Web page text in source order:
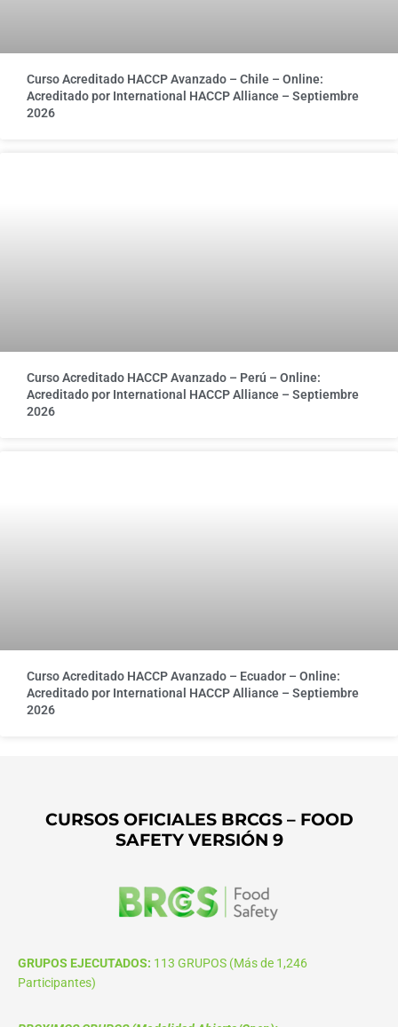
Curso Acreditado HACCP Avanzado – Chile – Online:
Acreditado por International HACCP Alliance – Septiembre
2026
Curso Acreditado HACCP Avanzado – Perú – Online:
Acreditado por International HACCP Alliance – Septiembre
2026
Curso Acreditado HACCP Avanzado – Ecuador – Online:
Acreditado por International HACCP Alliance – Septiembre
2026
CURSOS OFICIALES BRCGS – FOOD
SAFETY VERSIÓN 9
GRUPOS EJECUTADOS: 113 GRUPOS (Más de 1,246
Participantes)